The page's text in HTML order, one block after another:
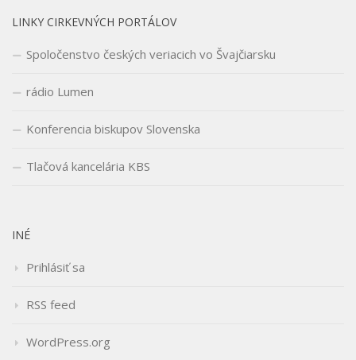
LINKY CIRKEVNÝCH PORTÁLOV
Spoločenstvo českých veriacich vo Švajčiarsku
rádio Lumen
Konferencia biskupov Slovenska
Tlačová kancelária KBS
INÉ
Prihlásiť sa
RSS feed
WordPress.org